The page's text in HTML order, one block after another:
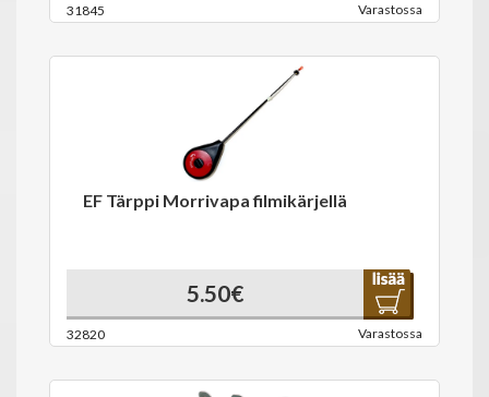
31845 Varastossa
EF Tärppi Morrivapa filmikärjellä
5.50€
32820 Varastossa